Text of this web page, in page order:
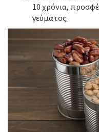
10 χρόνια,
γεύματος.